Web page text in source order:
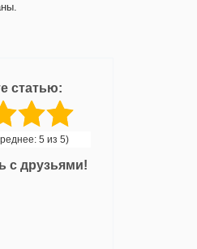
статью:
5 из 5)
с друзьями!